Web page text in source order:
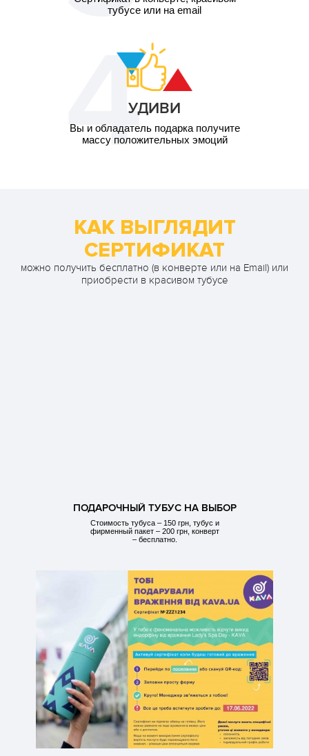
тубусе или на email
УДИВИ
Вы и обладатель подарка получите
массу положительных эмоций
КАК ВЫГЛЯДИТ
СЕРТИФИКАТ
можно получить бесплатно (в конверте или на Email) или
приобрести в красивом тубусе
ПОДАРОЧНЫЙ ТУБУС НА ВЫБОР
Стоимость тубуса – 150 грн, тубус и
фирменный пакет – 200 грн, конверт
– бесплатно.